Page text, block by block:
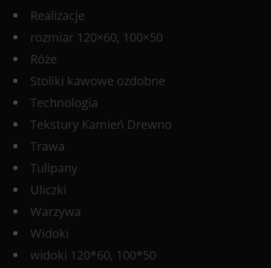
Realizacje
rozmiar 120×60, 100×50
Róże
Stoliki kawowe ozdobne
Technologia
Tekstury Kamień Drewno
Trawa
Tulipany
Uliczki
Warzywa
Widoki
widoki 120*60, 100*50